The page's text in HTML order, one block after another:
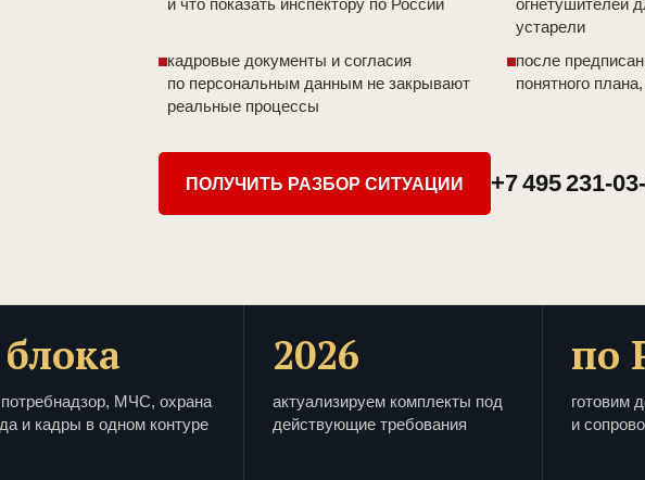
и что показать инспектору по России
огнетушителей
устарели
кадровые документы и согласия
по персональным данным не закрывают
реальные процессы
после
понятного
ПОЛУЧИТЬ РАЗБОР СИТУАЦИИ +7 495 231-
МЧС, охрана
и кадры в одном контуре
2026
актуализируем комплекты под
действующие требования
по
готовим
и